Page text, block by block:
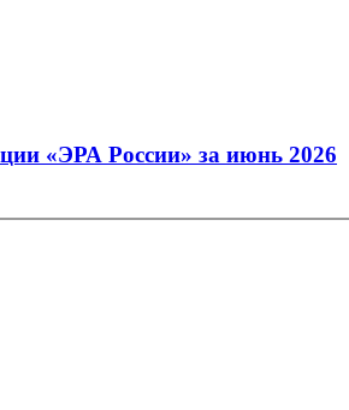
«ЭРА России» за июнь 2026